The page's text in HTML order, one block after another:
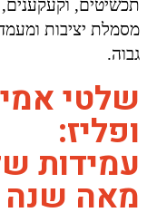
תכשיטים, וקעקענים,
מסמלת יציבות
גבוה.
שלטי
ופליז:
עמידות
מאה שנה